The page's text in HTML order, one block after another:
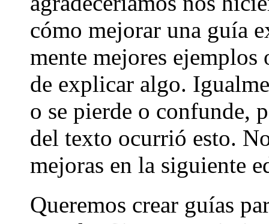
cómo mejorar una guía
mente mejores ejemplos
de explicar algo.
o se pierde o confunde,
del texto ocurrió esto.
mejoras en la siguiente
Queremos crear guías